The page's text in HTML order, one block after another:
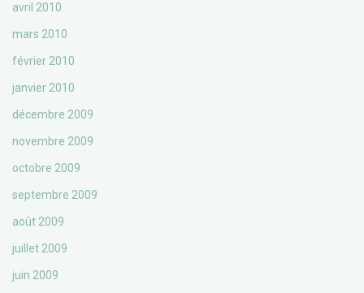
avril 2010
mars 2010
février 2010
janvier 2010
décembre 2009
novembre 2009
octobre 2009
septembre 2009
août 2009
juillet 2009
juin 2009